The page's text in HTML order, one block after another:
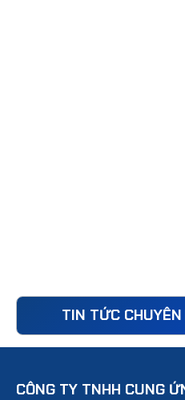
TIN TỨC
CÔNG TY TNHH CUNG